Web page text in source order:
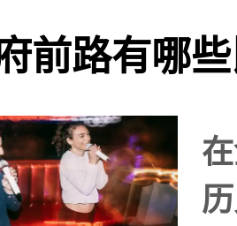
前路有哪